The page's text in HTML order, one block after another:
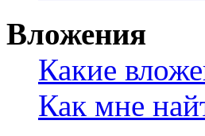
Вложения
Какие
Как мне